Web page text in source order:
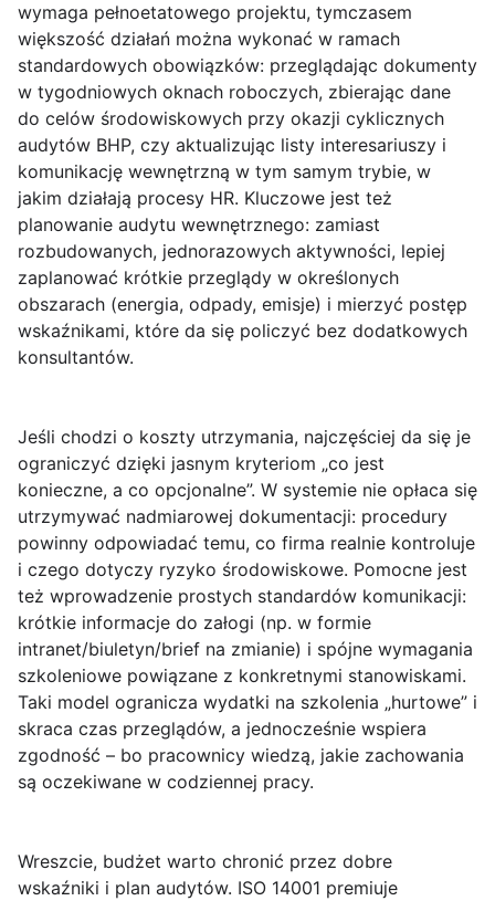
wymaga pełnoetatowego projektu, tymczasem
większość działań można wykonać w ramach
standardowych obowiązków: przeglądając dokumenty
w tygodniowych oknach roboczych, zbierając dane
do celów środowiskowych przy okazji cyklicznych
audytów BHP, czy aktualizując listy interesariuszy i
komunikację wewnętrzną w tym samym trybie, w
jakim działają procesy HR. Kluczowe jest też
planowanie audytu wewnętrznego: zamiast
rozbudowanych, jednorazowych aktywności, lepiej
zaplanować krótkie przeglądy w określonych
obszarach (energia, odpady, emisje) i mierzyć postęp
wskaźnikami, które da się policzyć bez dodatkowych
konsultantów.
Jeśli chodzi o koszty utrzymania, najczęściej da się je
ograniczyć dzięki jasnym kryteriom „co jest
konieczne, a co opcjonalne”. W systemie nie opłaca się
utrzymywać nadmiarowej dokumentacji: procedury
powinny odpowiadać temu, co firma realnie kontroluje
i czego dotyczy ryzyko środowiskowe. Pomocne jest
też wprowadzenie prostych standardów komunikacji:
krótkie informacje do załogi (np. w formie
intranet/biuletyn/brief na zmianie) i spójne wymagania
szkoleniowe powiązane z konkretnymi stanowiskami.
Taki model ogranicza wydatki na szkolenia „hurtowe” i
skraca czas przeglądów, a jednocześnie wspiera
zgodność – bo pracownicy wiedzą, jakie zachowania
są oczekiwane w codziennej pracy.
Wreszcie, budżet warto chronić przez dobre
wskaźniki i plan audytów. ISO 14001 premiuje